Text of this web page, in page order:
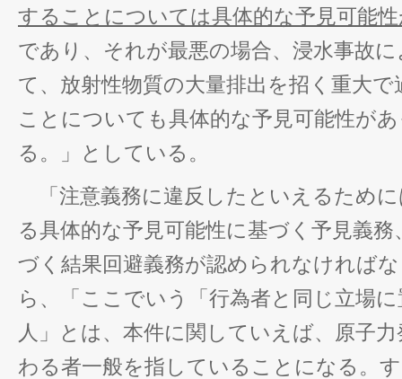
することについては具体的な予見可能
であり、それが最悪の場合、浸水事故
て、放射性物質の大量排出を招く重大
ことについても具体的な予見可能性が
る。」としている。
「注意義務に違反したといえるため
る具体的な予見可能性に基づく予見義
づく結果回避義務が認められなければ
ら、「ここでいう「行為者と同じ立場
人」とは、本件に関していえば、原子
わる者一般を指していることになる。